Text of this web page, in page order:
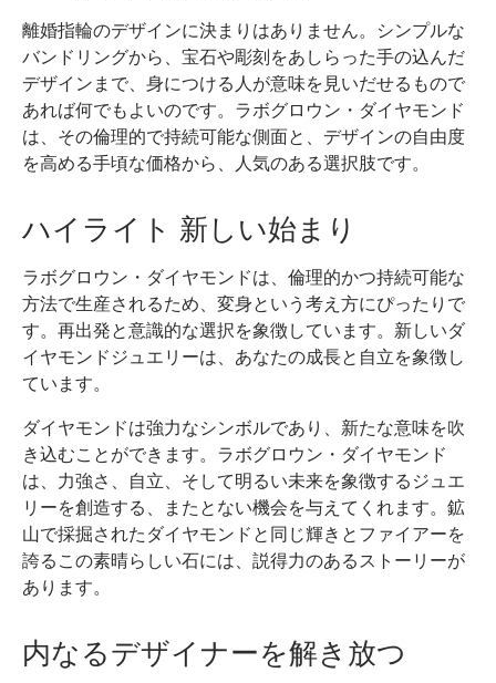
離婚指輪のデザインに決まりはありません。シンプルな
バンドリングから、宝石や彫刻をあしらった手の込んだ
デザインまで、身につける人が意味を見いだせるもので
あれば何でもよいのです。ラボグロウン・ダイヤモンド
は、その倫理的で持続可能な側面と、デザインの自由度
を高める手頃な価格から、人気のある選択肢です。
ハイライト 新しい始まり
ラボグロウン・ダイヤモンドは、倫理的かつ持続可能な
方法で生産されるため、変身という考え方にぴったりで
す。再出発と意識的な選択を象徴しています。新しいダ
イヤモンドジュエリーは、あなたの成長と自立を象徴し
ています。
ダイヤモンドは強力なシンボルであり、新たな意味を吹
き込むことができます。ラボグロウン・ダイヤモンド
は、力強さ、自立、そして明るい未来を象徴するジュエ
リーを創造する、またとない機会を与えてくれます。鉱
山で採掘されたダイヤモンドと同じ輝きとファイアーを
誇るこの素晴らしい石には、説得力のあるストーリーが
あります。
内なるデザイナーを解き放つ